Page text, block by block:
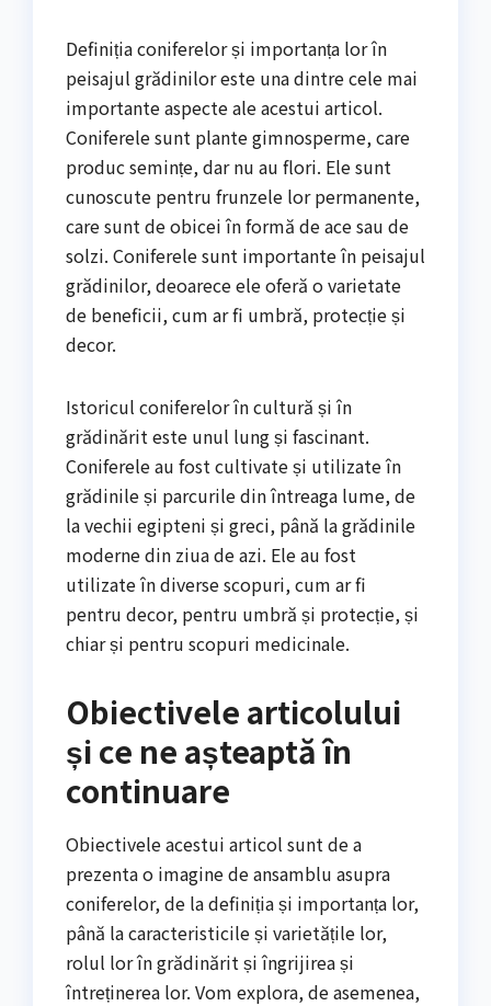
Definiția coniferelor și importanța lor în
peisajul grădinilor este una dintre cele mai
importante aspecte ale acestui articol.
Coniferele sunt plante gimnosperme, care
produc semințe, dar nu au flori. Ele sunt
cunoscute pentru frunzele lor permanente,
care sunt de obicei în formă de ace sau de
solzi. Coniferele sunt importante în peisajul
grădinilor, deoarece ele oferă o varietate
de beneficii, cum ar fi umbră, protecție și
decor.
Istoricul coniferelor în cultură și în
grădinărit este unul lung și fascinant.
Coniferele au fost cultivate și utilizate în
grădinile și parcurile din întreaga lume, de
la vechii egipteni și greci, până la grădinile
moderne din ziua de azi. Ele au fost
utilizate în diverse scopuri, cum ar fi
pentru decor, pentru umbră și protecție, și
chiar și pentru scopuri medicinale.
Obiectivele articolului
și ce ne așteaptă în
continuare
Obiectivele acestui articol sunt de a
prezenta o imagine de ansamblu asupra
coniferelor, de la definiția și importanța lor,
până la caracteristicile și varietățile lor,
rolul lor în grădinărit și îngrijirea și
întreținerea lor. Vom explora, de asemenea,